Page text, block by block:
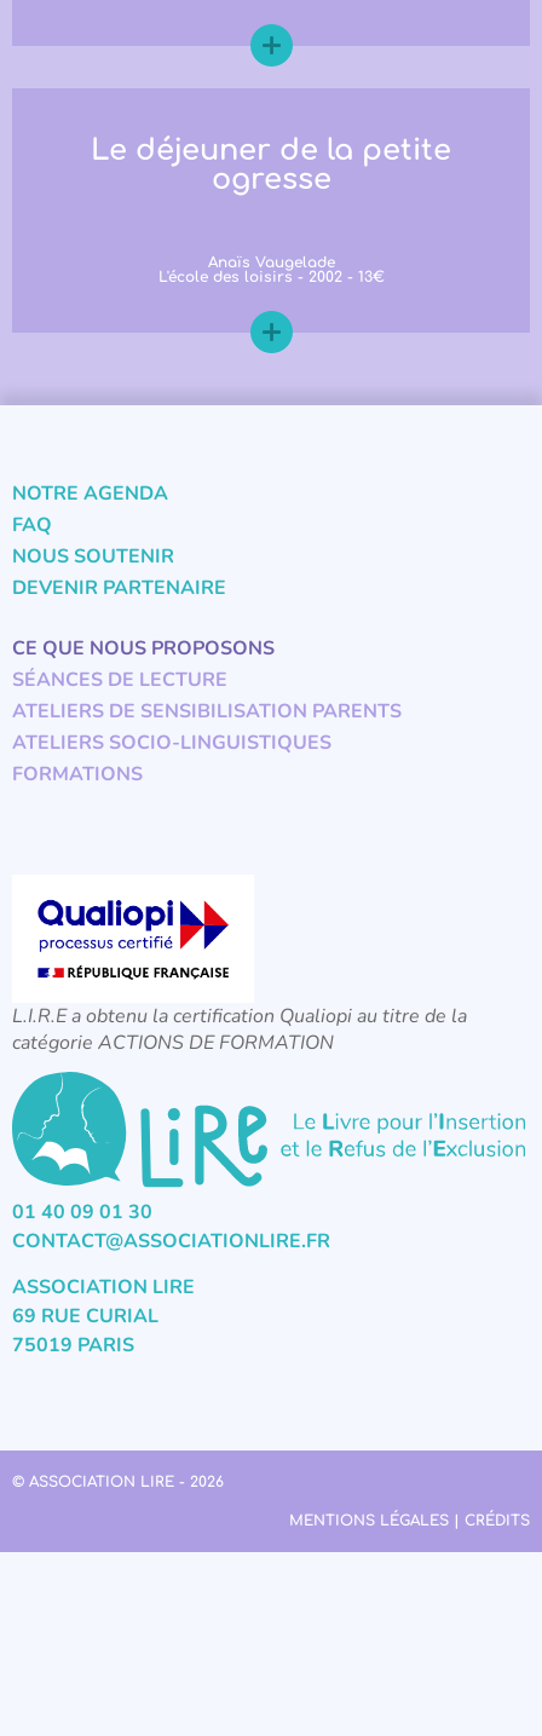
Le déjeuner de la petite
ogresse
Anaïs Vaugelade
L'école des loisirs - 2002 - 13€
NOTRE AGENDA
FAQ
NOUS SOUTENIR
DEVENIR PARTENAIRE
CE QUE NOUS PROPOSONS
SÉANCES DE LECTURE
ATELIERS DE SENSIBILISATION PARENTS
ATELIERS SOCIO-LINGUISTIQUES
FORMATIONS
L.I.R.E a obtenu la certification Qualiopi au titre de la
catégorie ACTIONS DE FORMATION
01 40 09 01 30
CONTACT@ASSOCIATIONLIRE.FR
ASSOCIATION LIRE
69 RUE CURIAL
75019 PARIS
© ASSOCIATION LIRE - 2026
MENTIONS LÉGALES | CRÉDITS